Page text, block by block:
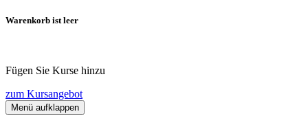
Warenkorb ist leer
Fügen Sie Kurse hinzu
zum Kursangebot
Menü aufklappen